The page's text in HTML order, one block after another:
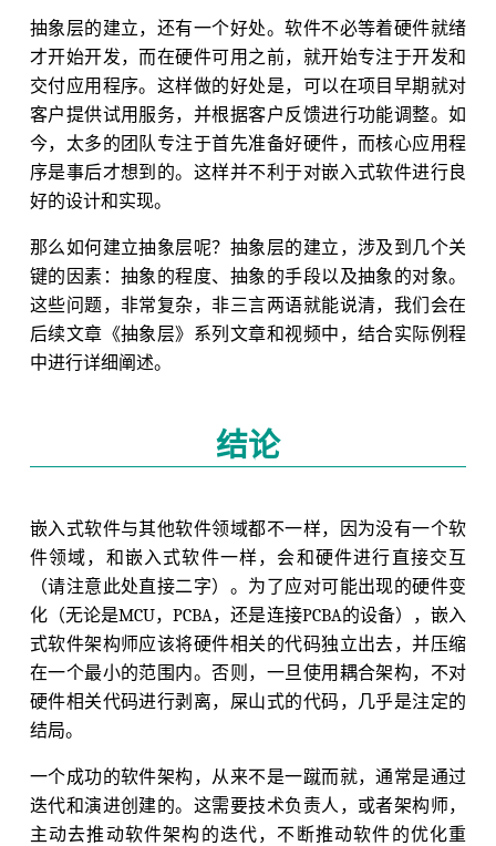
抽象层的建立，还有一个好处。软件不必等着硬件就绪
才开始开发，而在硬件可用之前，就开始专注于开发和
交付应用程序。这样做的好处是，可以在项目早期就对
客户提供试用服务，并根据客户反馈进行功能调整。如
今，太多的团队专注于首先准备好硬件，而核心应用程
序是事后才想到的。这样并不利于对嵌入式软件进行良
好的设计和实现。
那么如何建立抽象层呢？抽象层的建立，涉及到几个关
键的因素：抽象的程度、抽象的手段以及抽象的对象。
这些问题，非常复杂，非三言两语就能说清，我们会在
后续文章《抽象层》系列文章和视频中，结合实际例程
中进行详细阐述。
结论
嵌入式软件与其他软件领域都不一样，因为没有一个软
件领域，和嵌入式软件一样，会和硬件进行直接交互
（请注意此处直接二字）。为了应对可能出现的硬件变
化（无论是MCU，PCBA，还是连接PCBA的设备），嵌入
式软件架构师应该将硬件相关的代码独立出去，并压缩
在一个最小的范围内。否则，一旦使用耦合架构，不对
硬件相关代码进行剥离，屎山式的代码，几乎是注定的
结局。
一个成功的软件架构，从来不是一蹴而就，通常是通过
迭代和演进创建的。这需要技术负责人，或者架构师，
主动去推动软件架构的迭代，不断推动软件的优化重